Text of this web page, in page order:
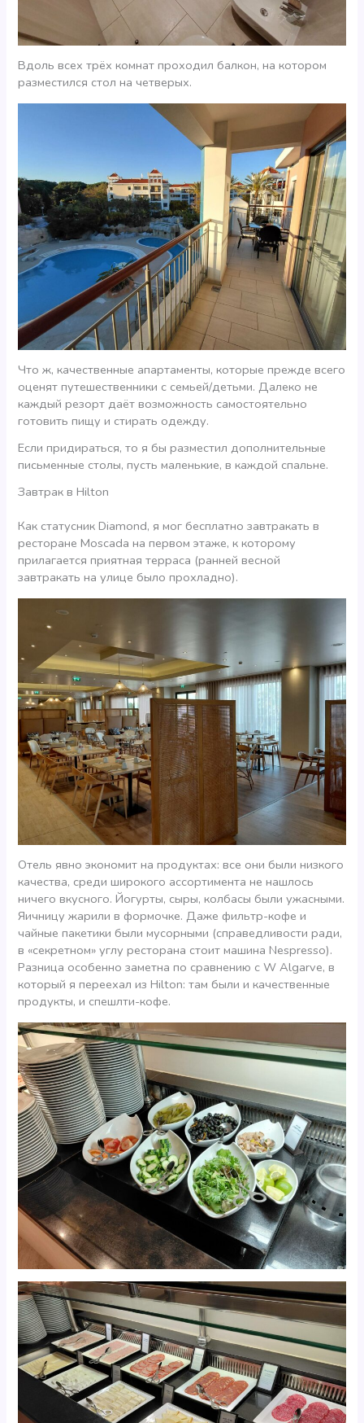
Вдоль всех трёх комнат проходил балкон, на котором
разместился стол на четверых.
Что ж, качественные апартаменты, которые прежде всего
оценят путешественники с семьей/детьми. Далеко не
каждый резорт даёт возможность самостоятельно
готовить пищу и стирать одежду.
Если придираться, то я бы разместил дополнительные
письменные столы, пусть маленькие, в каждой спальне.
Завтрак в Hilton
Как статусник Diamond, я мог бесплатно завтракать в
ресторане Moscada на первом этаже, к которому
прилагается приятная терраса (ранней весной
завтракать на улице было прохладно).
Отель явно экономит на продуктах: все они были низкого
качества, среди широкого ассортимента не нашлось
ничего вкусного. Йогурты, сыры, колбасы были ужасными.
Яичницу жарили в формочке. Даже фильтр-кофе и
чайные пакетики были мусорными (справедливости ради,
в «секретном» углу ресторана стоит машина Nespresso).
Разница особенно заметна по сравнению с W Algarve, в
который я переехал из Hilton: там были и качественные
продукты, и спешлти-кофе.